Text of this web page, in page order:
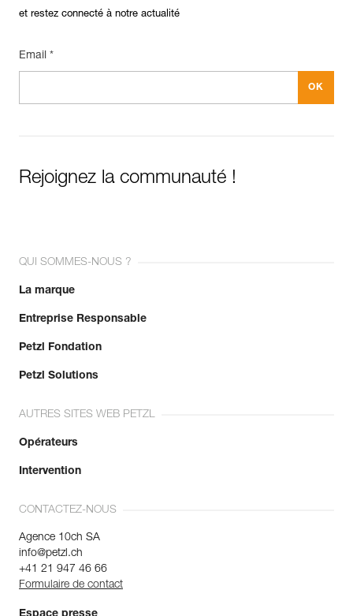
et restez connecté à notre actualité
Email *
Rejoignez la communauté !
QUI SOMMES-NOUS ?
La marque
Entreprise Responsable
Petzl Fondation
Petzl Solutions
AUTRES SITES WEB PETZL
Opérateurs
Intervention
CONTACTEZ-NOUS
Agence 10ch SA
info@petzl.ch
+41 21 947 46 66
Formulaire de contact